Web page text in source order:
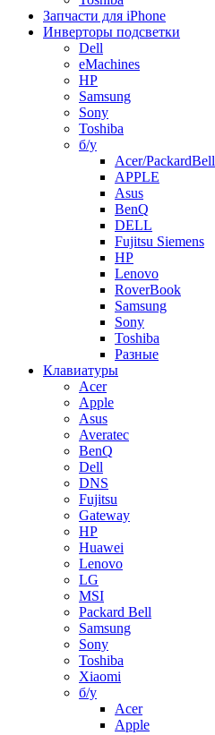
Запчасти для iPhone
Инверторы подсветки
Dell
eMachines
HP
Samsung
Sony
Toshiba
б/у
Acer/PackardBell
APPLE
Asus
BenQ
DELL
Fujitsu Siemens
HP
Lenovo
RoverBook
Samsung
Sony
Toshiba
Разные
Клавиатуры
Acer
Apple
Asus
Averatec
BenQ
Dell
DNS
Fujitsu
Gateway
HP
Huawei
Lenovo
LG
MSI
Packard Bell
Samsung
Sony
Toshiba
Xiaomi
б/у
Acer
Apple